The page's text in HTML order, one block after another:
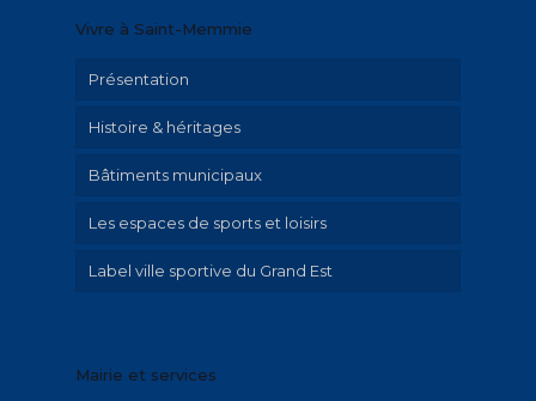
Vivre à Saint-Memmie
Présentation
Histoire & héritages
Patrimoine
Parcours historique
Illustrations Irolla
Bâtiments municipaux
Les espaces de sports et loisirs
Label ville sportive du Grand Est
Mairie et services